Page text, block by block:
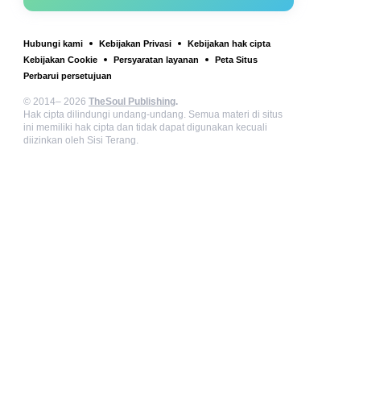
Hubungi kami Kebijakan Privasi
Kebijakan hak cipta
Kebijakan Cookie
Persyaratan layanan
Peta Situs
Perbarui persetujuan
© 2014– 2026 TheSoul Publishing.
Hak cipta dilindungi undang-undang. Semua materi di situs
ini memiliki hak cipta dan tidak dapat digunakan kecuali
diizinkan oleh Sisi Terang.